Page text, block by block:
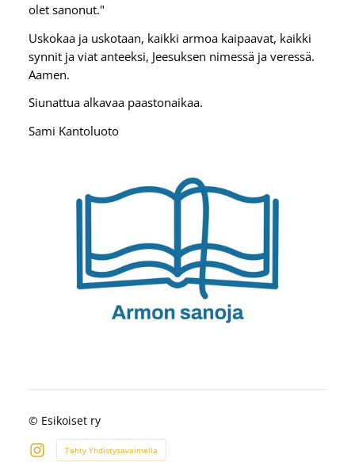
olet sanonut."
Uskokaa ja uskotaan, kaikki armoa kaipaavat, kaikki
synnit ja viat anteeksi, Jeesuksen nimessä ja veressä.
Aamen.
Siunattua alkavaa paastonaikaa.
Sami Kantoluoto
© Esikoiset ry
Tehty Yhdistysavaimella